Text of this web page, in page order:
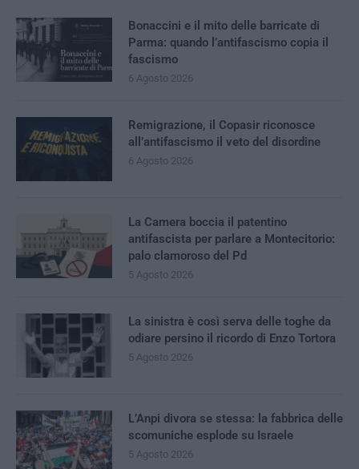
Bonaccini e il mito delle barricate di
Parma: quando l’antifascismo copia il
fascismo
6 Agosto 2026
Remigrazione, il Copasir riconosce
all’antifascismo il veto del disordine
6 Agosto 2026
La Camera boccia il patentino
antifascista per parlare a Montecitorio:
palo clamoroso del Pd
5 Agosto 2026
La sinistra è così serva delle toghe da
odiare persino il ricordo di Enzo Tortora
5 Agosto 2026
L’Anpi divora se stessa: la fabbrica delle
scomuniche esplode su Israele
5 Agosto 2026